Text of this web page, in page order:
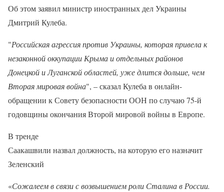
Об этом заявил министр иностранных дел Украины
Дмитрий Кулеба.
"Российская агрессия против Украины, которая привела к
незаконной оккупации Крыма и отдельных районов
Донецкой и Луганской областей, уже длится дольше, чем
Вторая мировая война", – сказал Кулеба в онлайн-
обращении к Совету безопасности ООН по случаю 75-й
годовщины окончания Второй мировой войны в Европе.
В тренде
Саакашвили назвал должность, на которую его назначит
Зеленский
«Сожалеем в связи с возвышением роли Сталина в России.